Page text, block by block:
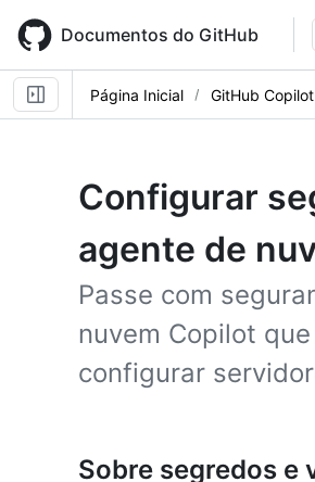
main
content
Documentos do GitHub
Página Inicial GitHub Copilot
Configurar
agente de
Passe com
nuvem Copilot
configurar
Sobre segredos e